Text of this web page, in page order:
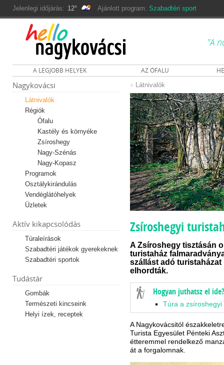
Jelenlegi időjárás: 12° Ajánlott program: Szabadtéri sport
"A
A LEGJOBB HELYEK AZ ÓFALU
Nagykovácsi
Látnivalók
Régiók
Ófalu
Kastély és környéke
Zsíroshegy
Nagy-Szénás
Nagy-Kopasz
Programok
Osztálykirándulás
Vendéglátóhelyek
Üzletek
Aktív kikapcsolódás
Túraleírások
Szabadtéri játékok gyerekeknek
Szabadtéri sportok
Tudástár
Gombák
Természeti kincseink
Helyi ízek, receptek
» Látnivalók
Zsíroshegyi
A Zsíroshegy tisztásán
turistaház
szállást adó
elhordták.
Hogyan juthatsz el ide?
Túra a zsíroshegyi
A Nagykovácsitól
Turista Egyesület Pénteki
étteremmel rendelkező
át a forgalomnak.